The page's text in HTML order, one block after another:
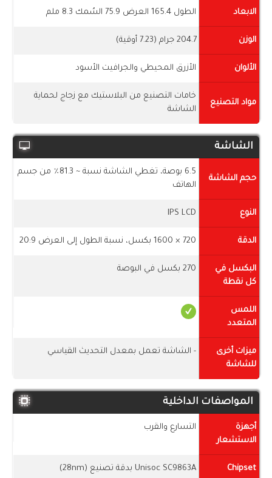
الابعاد الطول 165.4 العرض 75.9 السُمك 8.3 ملم
الوزن 204.7 جرام (7.23 أوقية)
الألوان الأزرق المحيطي والجرافيت الأسود
مواد التصنيع
خامات التصنيع من البلاستيك مع زجاج لحماية
الشاشة
الشاشة
حجم الشاشة
6.5 بوصة، تغطي الشاشة نسبة ~ 81.3٪ من جسم
الهاتف
النوع IPS LCD
الدقة 720 × 1600 بكسل، نسبة الطول إلى العرض 20:9
البكسل في
كل نقطة
270 بكسل في البوصة
اللمس
المتعدد
ميزات أخرى
للشاشة
- الشاشة تعمل بمعدل التحديث القياسي
المواصفات الداخلية
أجهزة
الاستشعار
التسارع والقرب
Chipset Unisoc SC9863A بدقة تصنيع (28nm)